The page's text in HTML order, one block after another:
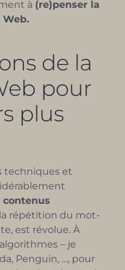
à (re)penser la
Web.
de la
pour
plus
techniques et
contenus
répétition du mot-
est révolue. À
– je
Penguin, …, pour